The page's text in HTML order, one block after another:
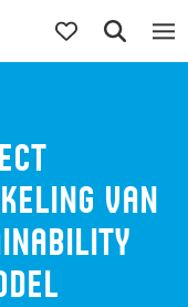
van